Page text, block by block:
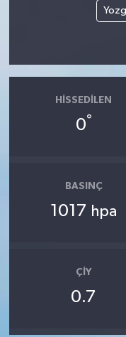
HISSEDILEN
0°
BASINÇ
1017 hpa
ÇIY
0.7